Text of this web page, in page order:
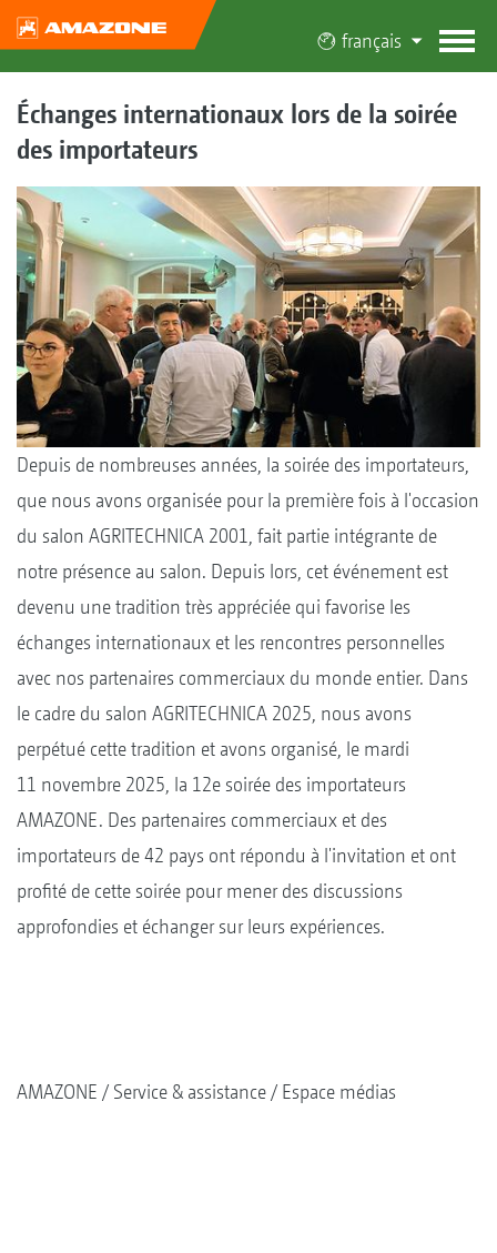
français
Échanges internationaux lors de la soirée
des importateurs
Depuis de nombreuses années, la soirée des importateurs,
que nous avons organisée pour la première fois à l'occasion
du salon AGRITECHNICA 2001, fait partie intégrante de
notre présence au salon. Depuis lors, cet événement est
devenu une tradition très appréciée qui favorise les
échanges internationaux et les rencontres personnelles
avec nos partenaires commerciaux du monde entier. Dans
le cadre du salon AGRITECHNICA 2025, nous avons
perpétué cette tradition et avons organisé, le mardi
11 novembre 2025, la 12e soirée des importateurs
AMAZONE. Des partenaires commerciaux et des
importateurs de 42 pays ont répondu à l'invitation et ont
profité de cette soirée pour mener des discussions
approfondies et échanger sur leurs expériences.
AMAZONE Service & assistance Espace médias